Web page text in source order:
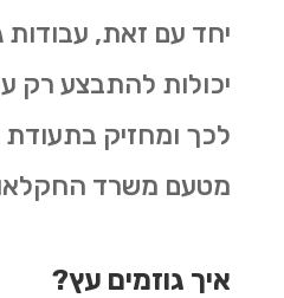
יחד עם זאת, עבודות
יכולות להתבצע רק
לכך ומחזיק בתעודת
מטעם משרד
איך גוזמים עץ?